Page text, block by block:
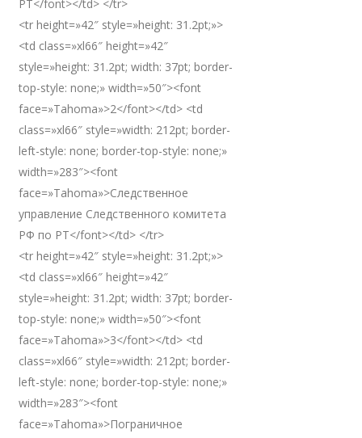
РТ</font></td> </tr>
<tr height=»42″ style=»height: 31.2pt;»>
<td class=»xl66″ height=»42″
style=»height: 31.2pt; width: 37pt; border-
top-style: none;» width=»50″><font
face=»Tahoma»>2</font></td> <td
class=»xl66″ style=»width: 212pt; border-
left-style: none; border-top-style: none;»
width=»283″><font
face=»Tahoma»>Следственное
управление Следственного комитета
РФ по РТ</font></td> </tr>
<tr height=»42″ style=»height: 31.2pt;»>
<td class=»xl66″ height=»42″
style=»height: 31.2pt; width: 37pt; border-
top-style: none;» width=»50″><font
face=»Tahoma»>3</font></td> <td
class=»xl66″ style=»width: 212pt; border-
left-style: none; border-top-style: none;»
width=»283″><font
face=»Tahoma»>Пограничное